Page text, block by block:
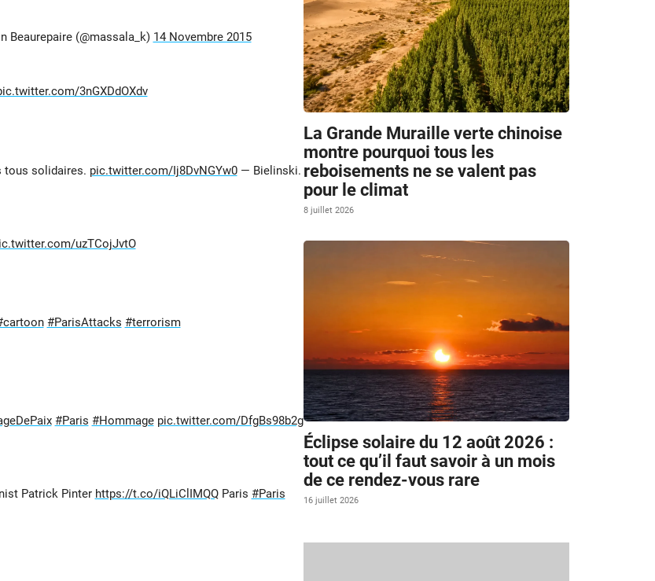
Beaurepaire (@massala_k) 14 Novembre 2015
3nGXDdOXdv
tous solidaires. pic.twitter.com/Ij8DvNGYw0— Bielinski.
uzTCojJvtO
#ParisAttacks #terrorism
#Paris #Hommage pic.twitter.com/DfgBs98b2g
Patrick Pinter https://t.co/iQLiClIMQQParis #Paris
La Grande Muraille verte chinoise
montre pourquoi tous les
reboisements ne se valent pas
pour le climat
8 juillet 2026
Éclipse solaire du 12 août 2026 :
tout ce qu’il faut savoir à un mois
de ce rendez-vous rare
16 juillet 2026